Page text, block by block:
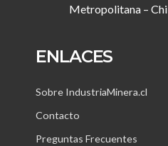
Metropolitana –
ENLACES
Sobre IndustriaMinera.cl
Contacto
Preguntas Frecuentes